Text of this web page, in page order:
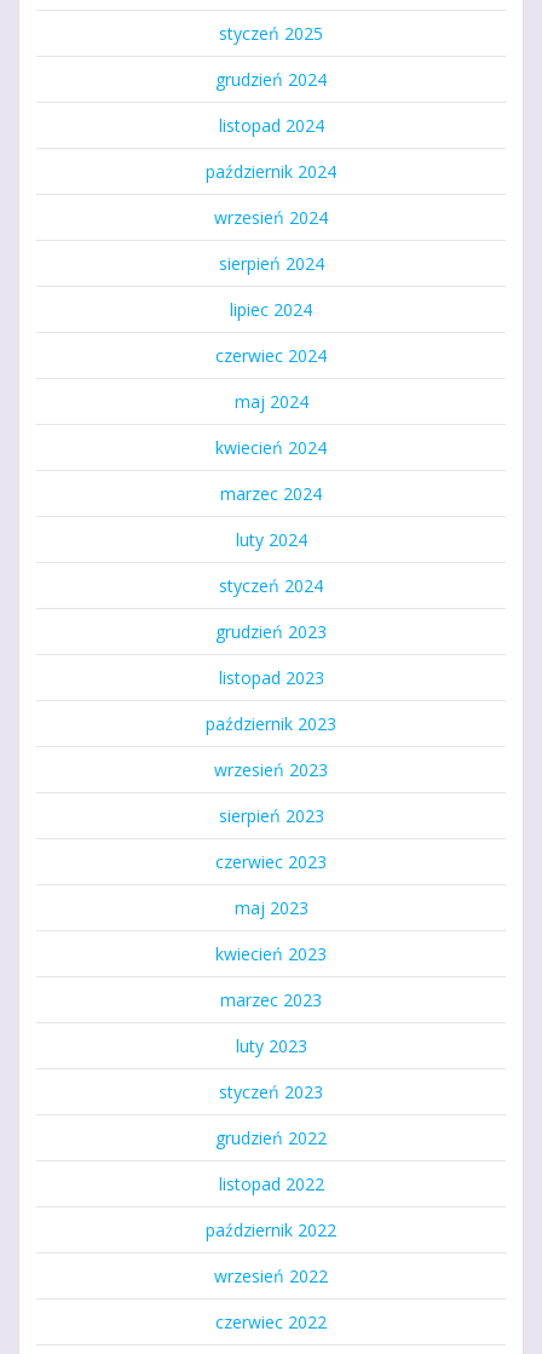
styczeń 2025
grudzień 2024
listopad 2024
październik 2024
wrzesień 2024
sierpień 2024
lipiec 2024
czerwiec 2024
maj 2024
kwiecień 2024
marzec 2024
luty 2024
styczeń 2024
grudzień 2023
listopad 2023
październik 2023
wrzesień 2023
sierpień 2023
czerwiec 2023
maj 2023
kwiecień 2023
marzec 2023
luty 2023
styczeń 2023
grudzień 2022
listopad 2022
październik 2022
wrzesień 2022
czerwiec 2022